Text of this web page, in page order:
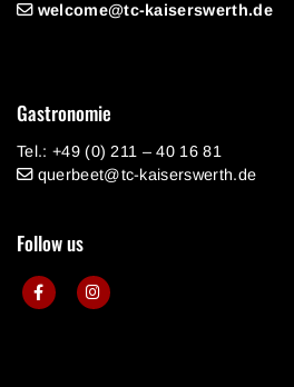
welcome@tc-kaiserswerth.de
Gastronomie
Tel.: +49 (0) 211 – 40 16 81
querbeet@tc-kaiserswerth.de
Follow us